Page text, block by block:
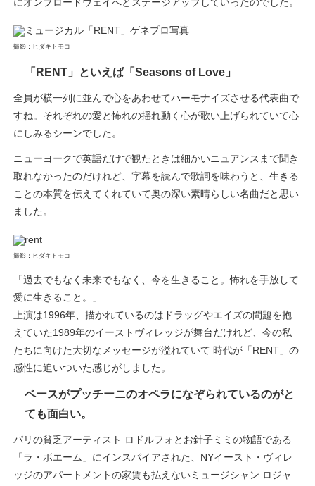
にオンブロードウェイへとステージアップしていったのでした。
撮影：ヒダキトモコ
「RENT」といえば「Seasons of Love」
全員が横一列に並んで心をあわせてハーモナイズさせる代表曲で
すね。それぞれの愛と怖れの揺れ動く心が歌い上げられていて心
にしみるシーンでした。
ニューヨークで英語だけで観たときは細かいニュアンスまで聞き
取れなかったのだけれど、字幕を読んで歌詞を味わうと、生きる
ことの本質を伝えてくれていて奥の深い素晴らしい名曲だと思い
ました。
撮影：ヒダキトモコ
「過去でもなく未来でもなく、今を生きること。怖れを手放して
愛に生きること。」
上演は1996年、描かれているのはドラッグやエイズの問題を抱
えていた1989年のイーストヴィレッジが舞台だけれど、今の私
たちに向けた大切なメッセージが溢れていて 時代が「RENT」の
感性に追いついた感じがしました。
ベースがプッチーニのオペラになぞられているのがと
ても面白い。
パリの貧乏アーティスト ロドルフォとお針子ミミの物語である
「ラ・ボエーム」にインスパイアされた、NYイースト・ヴィレ
ッジのアパートメントの家賃も払えないミュージシャン ロジャ